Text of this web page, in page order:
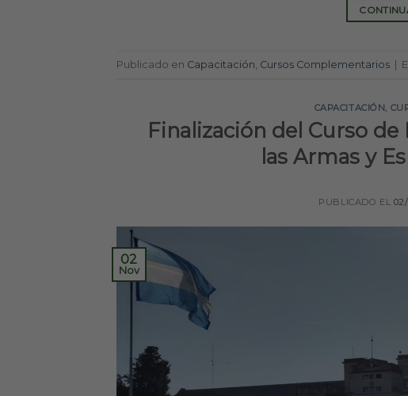
Publicado en Capacitación Cursos Complementarios |
CAPACITACIÓN,
Finalización del Curso
las Armas y
PUBLICADO EL
02
Nov